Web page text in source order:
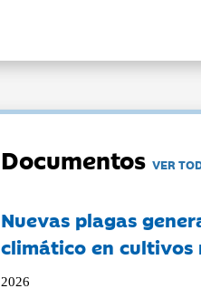
DocumentosVER
Nuevas plagas
climático en cultivos
2026